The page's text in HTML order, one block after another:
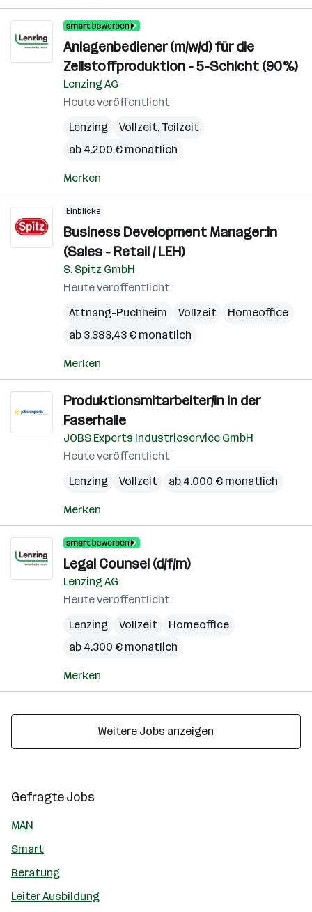
Anlagenbediener (m/w/d) für die
Zellstoffproduktion - 5-Schicht (90%)
Lenzing AG
Heute veröffentlicht
Lenzing
Vollzeit, Teilzeit
ab 4.200 € monatlich
Merken
Einblicke
Business Development Manager:in
(Sales - Retail / LEH)
S. Spitz GmbH
Heute veröffentlicht
Attnang-Puchheim
Vollzeit
Homeoffice
ab 3.383,43 € monatlich
Merken
Produktionsmitarbeiter/in in der
Faserhalle
JOBS Experts Industrieservice GmbH
Heute veröffentlicht
Lenzing
Vollzeit ab 4.000 € monatlich
Merken
Legal Counsel (d/f/m)
Lenzing AG
Heute veröffentlicht
Lenzing
Vollzeit
Homeoffice
ab 4.300 € monatlich
Merken
Weitere Jobs anzeigen
Gefragte Jobs
MAN
Smart
Beratung
Leiter Ausbildung